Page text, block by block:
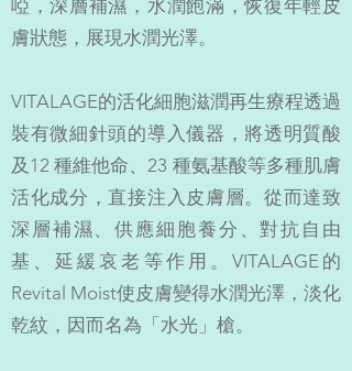
啞，深層補濕，水潤飽滿，恢復年輕皮
膚狀態，展現水潤光澤。
VITALAGE的活化細胞滋潤再生療程透過
裝有微細針頭的導入儀器，將透明質酸
及12 種維他命、23 種氨基酸等多種肌膚
活化成分，直接注入皮膚層。從而達致
深層補濕、供應細胞養分、對抗自由
基、延緩哀老等作用。VITALAGE的
Revital Moist使皮膚變得水潤光澤，淡化
乾紋，因而名為「水光」槍。